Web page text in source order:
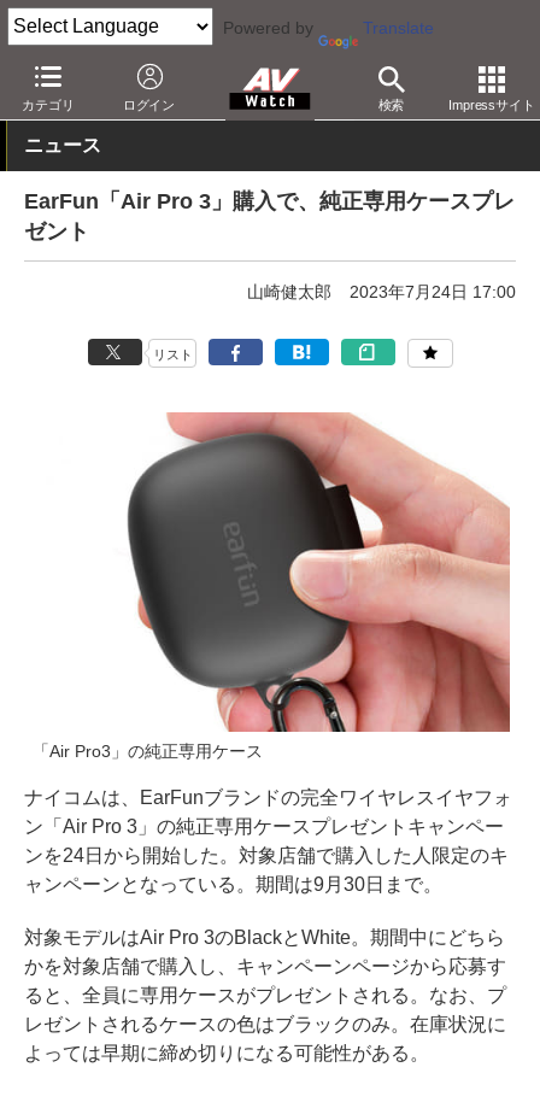
Powered by Translate
カテゴリ ログイン 検索 Impressサイト
AV Watch 製品 ヘッドフォン その他
ニュース
EarFun「Air Pro 3」購入で、純正専用ケースプレ
ゼント
山崎健太郎 2023年7月24日 17:00
リスト
「Air Pro3」の純正専用ケース
ナイコムは、EarFunブランドの完全ワイヤレスイヤフォ
ン「Air Pro 3」の純正専用ケースプレゼントキャンペー
ンを24日から開始した。対象店舗で購入した人限定のキ
ャンペーンとなっている。期間は9月30日まで。
対象モデルはAir Pro 3のBlackとWhite。期間中にどちら
かを対象店舗で購入し、キャンペーンページから応募す
ると、全員に専用ケースがプレゼントされる。なお、プ
レゼントされるケースの色はブラックのみ。在庫状況に
よっては早期に締め切りになる可能性がある。